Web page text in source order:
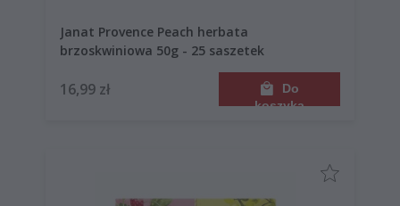
Janat Provence Peach herbata
brzoskwiniowa 50g - 25 saszetek
16,99 zł
Do
koszyka